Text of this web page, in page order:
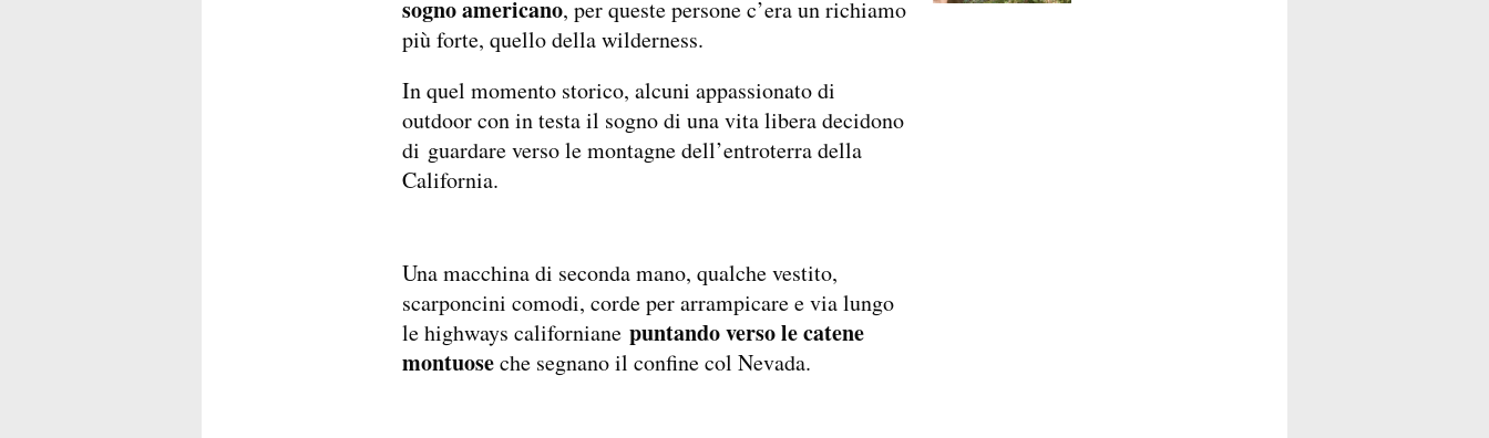
sogno americano, per queste persone c’era un richiamo
più forte, quello della wilderness.
In quel momento storico, alcuni appassionato di
outdoor con in testa il sogno di una vita libera decidono
di guardare verso le montagne dell’entroterra della
California.
Una macchina di seconda mano, qualche vestito,
scarponcini comodi, corde per arrampicare e via lungo
le highways californiane puntando verso le catene
montuoseche segnano il confine col Nevada.